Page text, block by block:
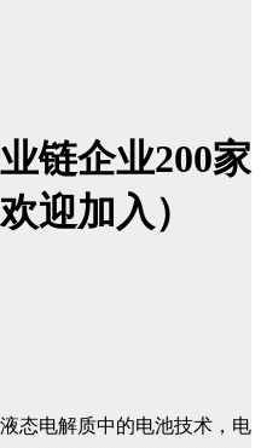
链企业200家
迎加入）
态电解质中的电池技术，电